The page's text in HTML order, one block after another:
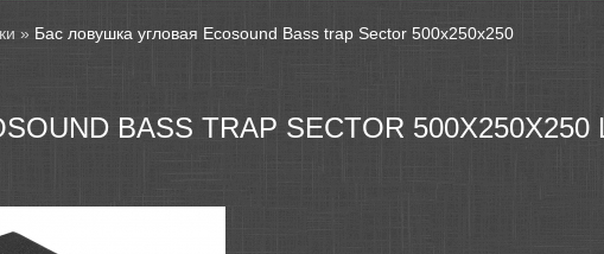
» Бас ловушка угловая Ecosound Bass trap Sector 500х250х250
BASS TRAP SECTOR